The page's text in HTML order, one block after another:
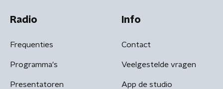
Radio
Frequenties
Programma's
Presentatoren
Info
Contact
Veelgestelde vragen
App de studio